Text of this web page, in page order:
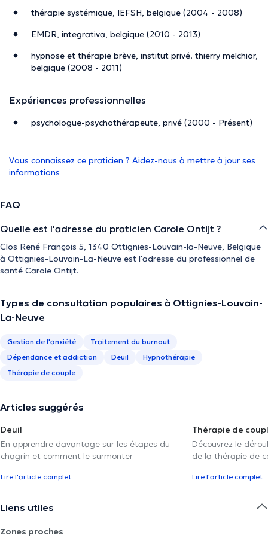
thérapie systémique, IEFSH, belgique (2004 - 2008)
EMDR, integrativa, belgique (2010 - 2013)
hypnose et thérapie brève, institut privé. thierry melchior,
belgique (2008 - 2011)
Expériences professionnelles
psychologue-psychothérapeute, privé (2000 - Présent)
Vous connaissez ce praticien ? Aidez-nous à mettre à jour ses
informations
FAQ
Quelle est l'adresse du praticien Carole Ontijt ?
Clos René François 5, 1340 Ottignies-Louvain-la-Neuve, Belgique
à Ottignies-Louvain-La-Neuve est l'adresse du professionnel de
santé Carole Ontijt.
Types de consultation populaires à Ottignies-Louvain-
La-Neuve
Gestion de l'anxiété
Traitement du burnout
Dépendance et addiction
Deuil
Hypnothérapie
Thérapie de couple
Articles suggérés
Deuil
En apprendre davantage sur les étapes du
chagrin et comment le surmonter
Lire l'article complet
Thérapie de
Découvrez le
de la thérapie de
Lire l'article complet
Liens utiles
Zones proches